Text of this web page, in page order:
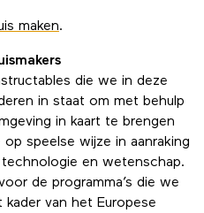
maken.
die we in deze
in staat om met behulp
in kaart te brengen
speelse wijze in aanraking
en wetenschap.
de programma’s die we
van het Europese